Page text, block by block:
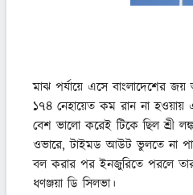
মাঝ পর্যায়ে এসে বাংলাদেশের
১৭৪ নেহায়েত কম রান না হওয়ায়
বেশ ভালো করেই টিকে ছিল শ্রী
ওভারে, টাইমড আউট ভুলতে না
বল করার পর ইনজুরিতে পরলে
ধণঞ্জয়া ডি সিলভা।